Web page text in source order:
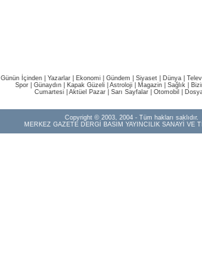
Günün İçinden Yazarlar Ekonomi Gündem Siyaset Dünya |
Spor
Günaydın Kapak Güzeli Astroloji Magazin Sağlık
Cumartesi| Aktüel Pazar| Sarı Sayfalar| Otomobil
Copyright © 2003, 2004 - Tüm hakları saklıdır.
MERKEZ GAZETE DERGİ BASIM YAYINCILIK SANAYİ VE